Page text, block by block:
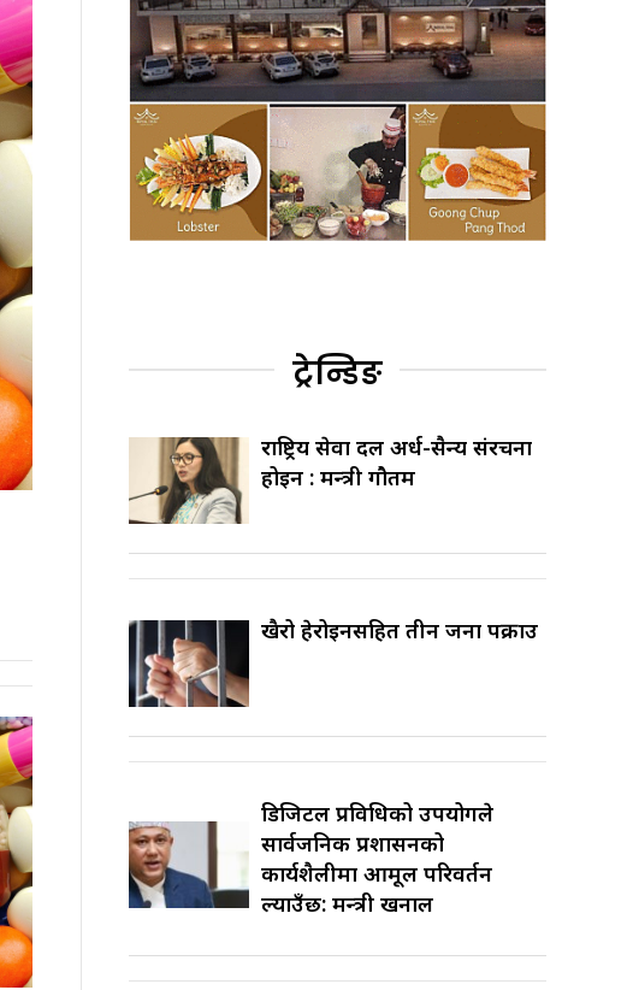
ट्रेन्डिङ
राष्ट्रिय सेवा दल अर्ध-सैन्य संरचना
होइन : मन्त्री गौतम
खैरो हेरोइनसहित तीन जना पक्राउ
डिजिटल प्रविधिको उपयोगले
सार्वजनिक प्रशासनको
कार्यशैलीमा आमूल परिवर्तन
ल्याउँछ: मन्त्री खनाल